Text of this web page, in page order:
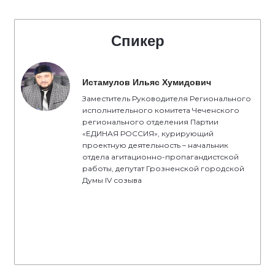
Спикер
Истамулов Ильяс Хумидович
Заместитель Руководителя Регионального
исполнительного комитета Чеченского
регионального отделения Партии
«ЕДИНАЯ РОССИЯ», курирующий
проектную деятельность – начальник
отдела агитационно-пропагандистской
работы, депутат Грозненской городской
Думы IV созыва